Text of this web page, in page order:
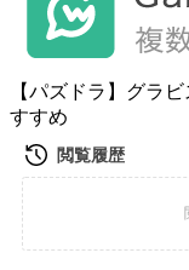
【パズドラ】グラ
すすめ